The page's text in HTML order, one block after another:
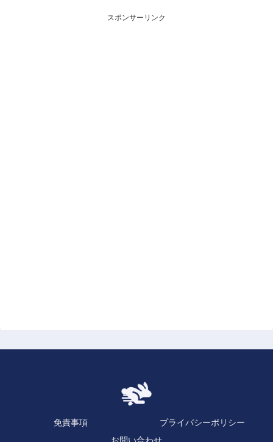
喚起・申込停止)など、空売り関
連情報を集計し、図解でわかり
喚起・申込停止)など、空売り関
連情報を集計し、図解でわかり
スポンサーリンク
免責事項
プライバシーポリシー